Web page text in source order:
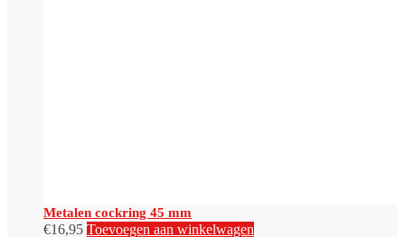
Metalen cockring 45 mm
€16,95 Toevoegen aan winkelwagen